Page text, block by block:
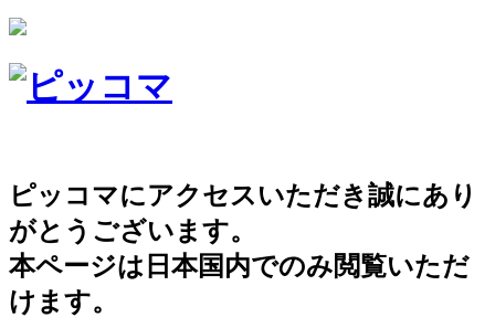
ピッコマにアクセスいただき誠にあり
がとうございます。
本ページは日本国内でのみ閲覧いただ
けます。